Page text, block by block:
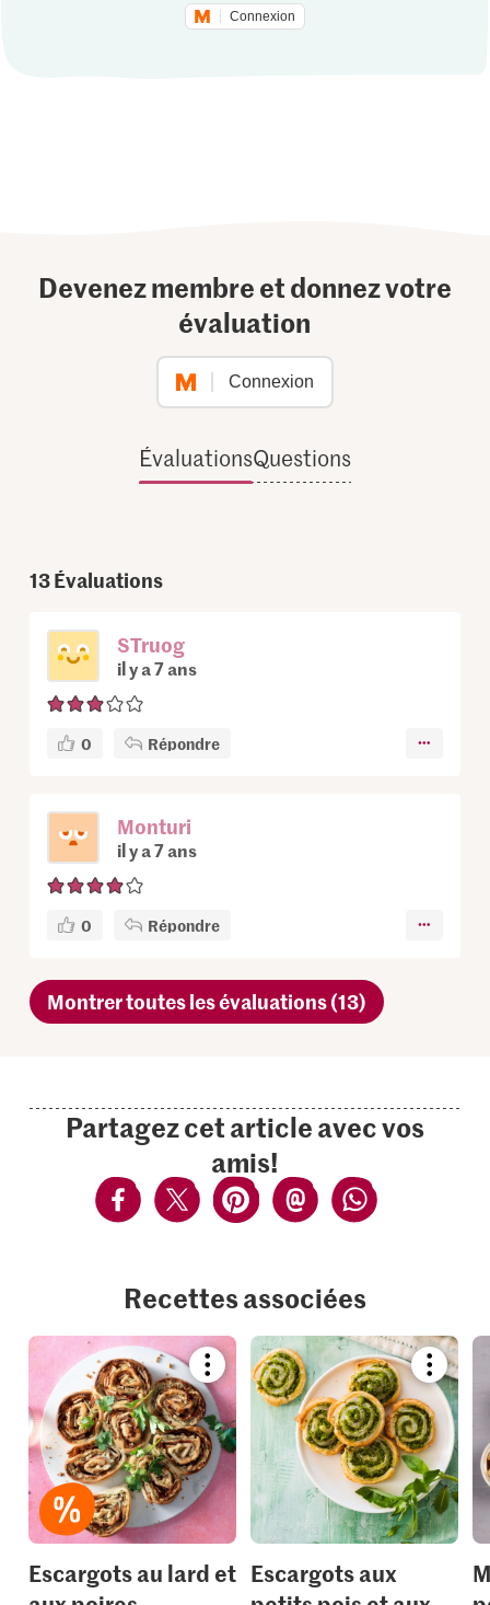
Connexion
Devenez membre et donnez votre
évaluation
Connexion
ÉvaluationsQuestions
13Évaluations
STruog
il y a 7 ans
0 Répondre
Monturi
il y a 7 ans
0 Répondre
Montrer toutes les évaluations (13)
Partagez cet article avec vos
amis!
Recettes associées
Bookmark
recipe
or
add
it
to
your
collections.
Escargots au lard et
recipe
or
add
it
to
your
Escargots aux